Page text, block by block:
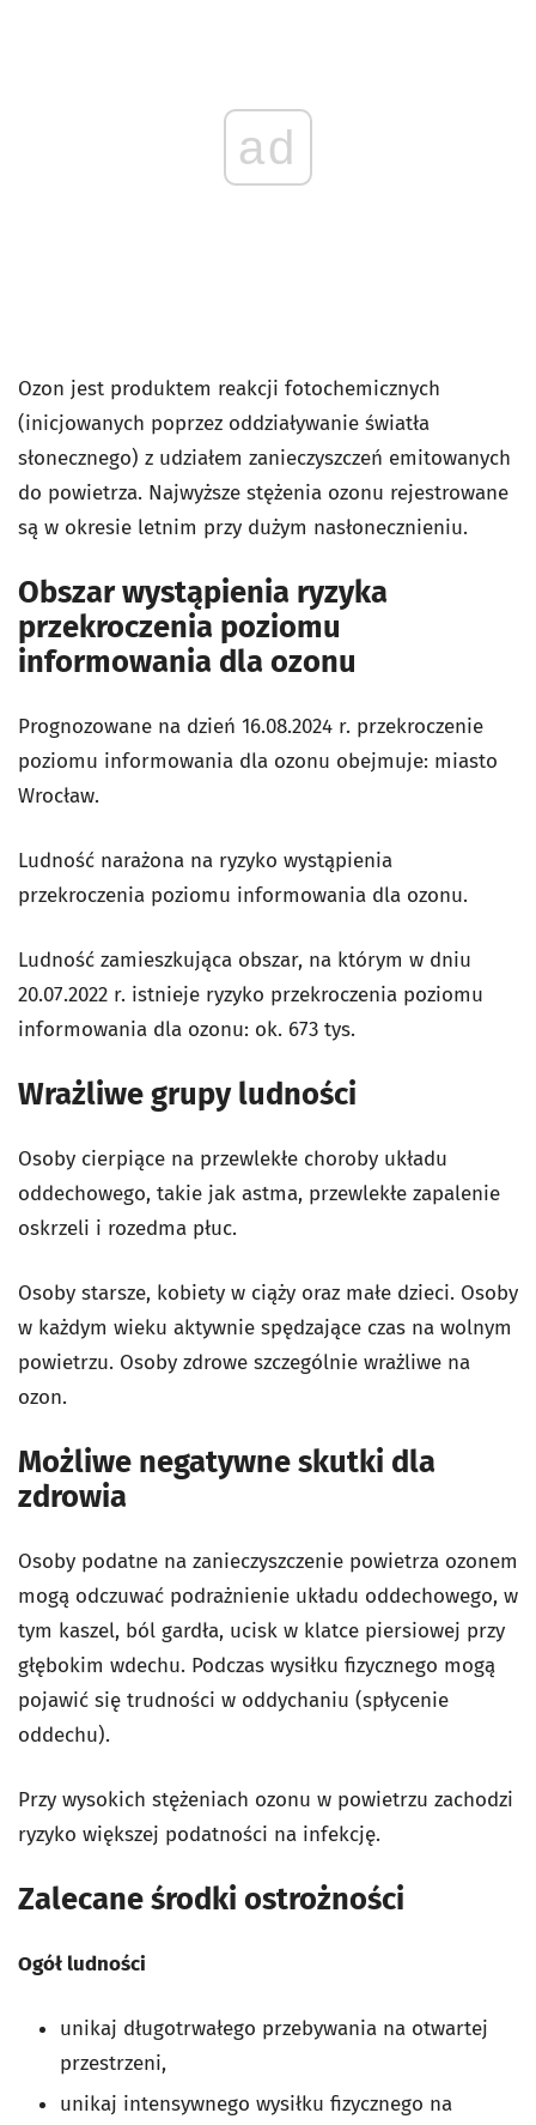
ad
Ozon jest produktem reakcji fotochemicznych
(inicjowanych poprzez oddziaływanie światła
słonecznego) z udziałem zanieczyszczeń emitowanych
do powietrza. Najwyższe stężenia ozonu rejestrowane
są w okresie letnim przy dużym nasłonecznieniu.
Obszar wystąpienia ryzyka
przekroczenia poziomu
informowania dla ozonu
Prognozowane na dzień 16.08.2024 r. przekroczenie
poziomu informowania dla ozonu obejmuje: miasto
Wrocław.
Ludność narażona na ryzyko wystąpienia
przekroczenia poziomu informowania dla ozonu.
Ludność zamieszkująca obszar, na którym w dniu
20.07.2022 r. istnieje ryzyko przekroczenia poziomu
informowania dla ozonu: ok. 673 tys.
Wrażliwe grupy ludności
Osoby cierpiące na przewlekłe choroby układu
oddechowego, takie jak astma, przewlekłe zapalenie
oskrzeli i rozedma płuc.
Osoby starsze, kobiety w ciąży oraz małe dzieci. Osoby
w każdym wieku aktywnie spędzające czas na wolnym
powietrzu. Osoby zdrowe szczególnie wrażliwe na
ozon.
Możliwe negatywne skutki dla
zdrowia
Osoby podatne na zanieczyszczenie powietrza ozonem
mogą odczuwać podrażnienie układu oddechowego, w
tym kaszel, ból gardła, ucisk w klatce piersiowej przy
głębokim wdechu. Podczas wysiłku fizycznego mogą
pojawić się trudności w oddychaniu (spłycenie
oddechu).
Przy wysokich stężeniach ozonu w powietrzu zachodzi
ryzyko większej podatności na infekcję.
Zalecane środki ostrożności
Ogół ludności
unikaj długotrwałego przebywania na otwartej
przestrzeni,
unikaj intensywnego wysiłku fizycznego na